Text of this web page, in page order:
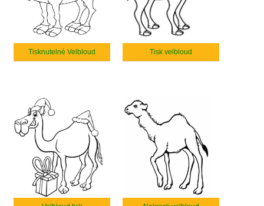
Tisknutelné Velbloud Tisk velbloud